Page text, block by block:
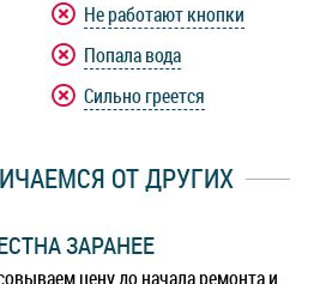
Не работают кнопки
Попала вода
Сильно греется
ОТ ДРУГИХ
ЗАРАНЕЕ
цену до начала ремонта и